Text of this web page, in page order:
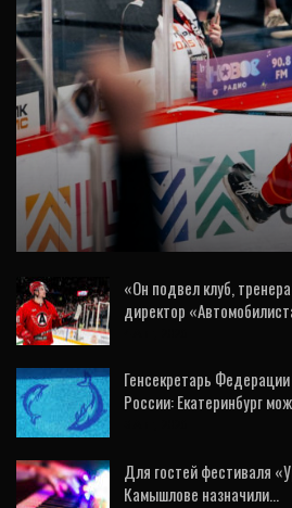
ВИДЕО
«Автомобилист» еще в
победили «Салават» на
вернули…
«Он подвел клуб,
директор
Генсекретарь
России: Екатеринбург
Для гостей фестиваля
Камышлове назначили…